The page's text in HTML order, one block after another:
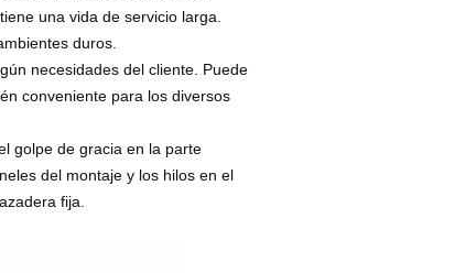
una vida de servicio larga.
duros.
necesidades del cliente. Puede
conveniente para los diversos
golpe de gracia en la parte
del montaje y los hilos en el
fija.